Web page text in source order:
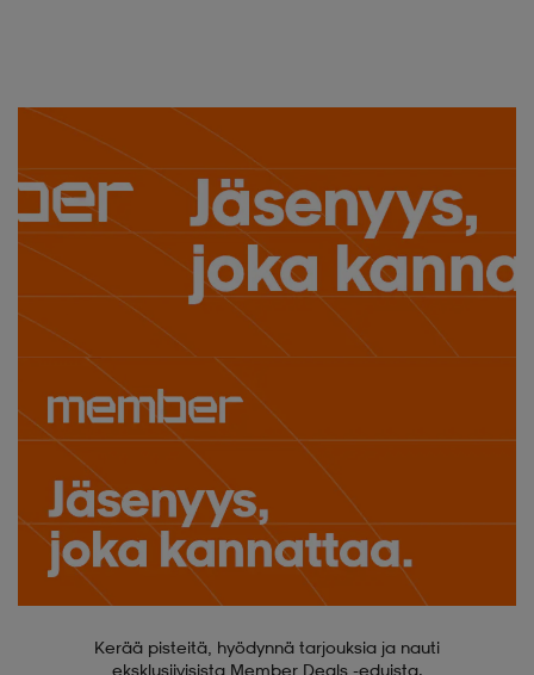
Kerää pisteitä, hyödynnä tarjouksia ja nauti
eksklusiivisista Member Deals -eduista.